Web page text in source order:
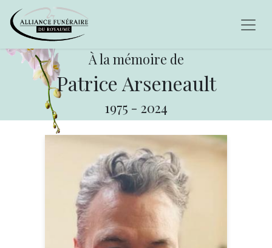
À la mémoire de
Patrice Arseneault
1975 - 2024